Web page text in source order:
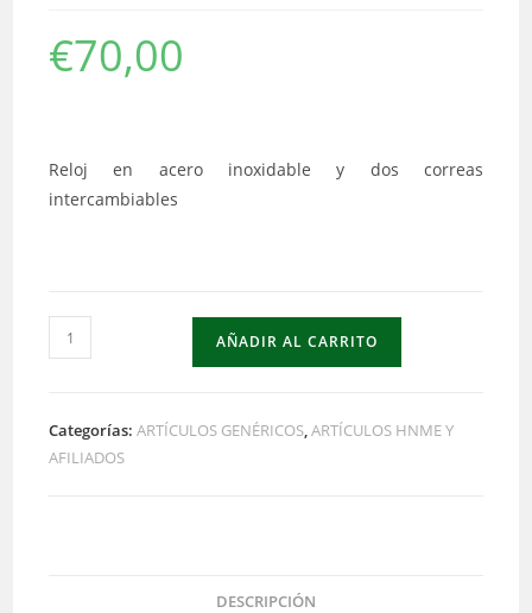
€70,00
Reloj en acero inoxidable y dos correas
intercambiables
AÑADIR AL CARRITO
Categorías:ARTÍCULOS GENÉRICOS,ARTÍCULOS HNME Y
AFILIADOS
DESCRIPCIÓN